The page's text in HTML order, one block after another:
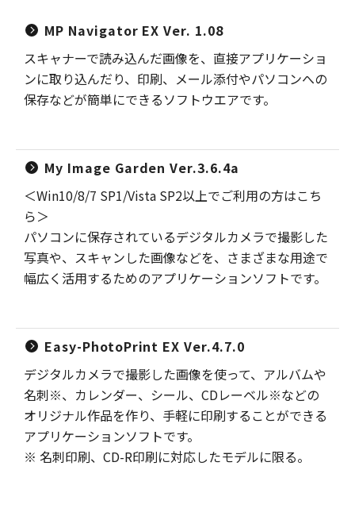
MP Navigator EX Ver. 1.08
スキャナーで読み込んだ画像を、直接アプリケーショ
ンに取り込んだり、印刷、メール添付やパソコンへの
保存などが簡単にできるソフトウエアです。
My Image Garden Ver.3.6.4a
＜Win10/8/7 SP1/Vista SP2以上でご利用の方はこち
ら＞
パソコンに保存されているデジタルカメラで撮影した
写真や、スキャンした画像などを、さまざまな用途で
幅広く活用するためのアプリケーションソフトです。
Easy-PhotoPrint EX Ver.4.7.0
デジタルカメラで撮影した画像を使って、アルバムや
名刺※、カレンダー、シール、CDレーベル※などの
オリジナル作品を作り、手軽に印刷することができる
アプリケーションソフトです。
※ 名刺印刷、CD-R印刷に対応したモデルに限る。